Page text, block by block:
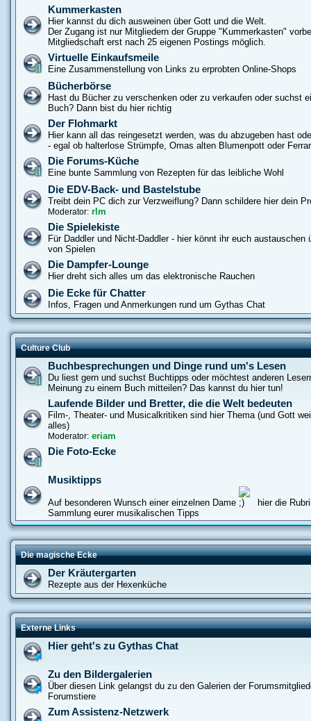
Kummerkasten
Hier kannst du dich ausweinen über Gott und die Welt.
Der Zugang ist nur Mitgliedern der Gruppe "Kummerkasten"
Mitgliedschaft erst nach 25 eigenen Postings möglich.
Virtuelle Einkaufsmeile
Eine Zusammenstellung von Links zu erprobten Online-Shops
Bücherbörse
Hast du Bücher zu verschenken oder zu verkaufen oder suchst
Buch? Dann bist du hier richtig
Der Flohmarkt
Hier kann all das reingesetzt werden, was du abzugeben hast
- egal ob halterlose Strümpfe, Omas alten Blumenpott oder
Die Forums-Küche
Eine bunte Sammlung von Rezepten für das leibliche Wohl
Die EDV-Back- und Bastelstube
Treibt dein PC dich zur Verzweiflung? Dann schildere hier dein
Moderator: rlm
Die Spielekiste
Für Daddler und Nicht-Daddler - hier könnt ihr euch austauschen
von Spielen
Die Dampfer-Lounge
Hier dreht sich alles um das elektronische Rauchen
Die Ecke für Chatter
Infos, Fragen und Anmerkungen rund um Gythas Chat
Culture Club
Buchbesprechungen und Dinge rund um's Lesen
Du liest gern und suchst Buchtipps oder möchtest anderen
Meinung zu einem Buch mitteilen? Das kannst du hier tun!
Laufende Bilder und Bretter, die die Welt bedeuten
Film-, Theater- und Musicalkritiken sind hier Thema (und Gott
alles)
Moderator: eriam
Die Foto-Ecke
Musiktipps
Auf besonderen Wunsch einer einzelnen Dame
hier die
Sammlung eurer musikalischen Tipps
Die magische Ecke
Der Kräutergarten
Rezepte aus der Hexenküche
Externe Links
Hier geht's zu Gythas Chat
Zu den Bildergalerien
Über diesen Link gelangst du zu den Galerien der
Forumstiere
Zum Assistenz-Netzwerk